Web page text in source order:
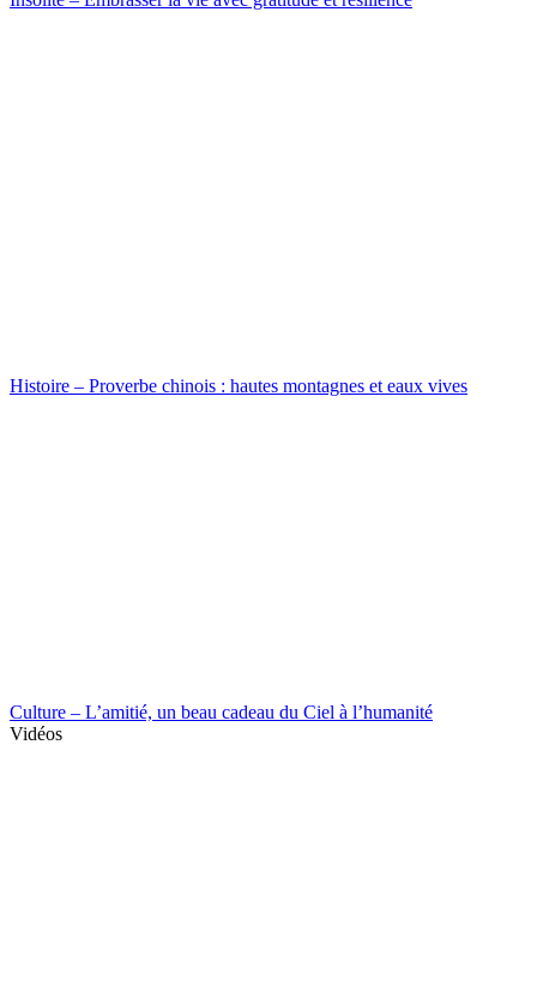
Histoire – Proverbe chinois : hautes montagnes et eaux vives
Culture – L’amitié, un beau cadeau du Ciel à l’humanité
Vidéos